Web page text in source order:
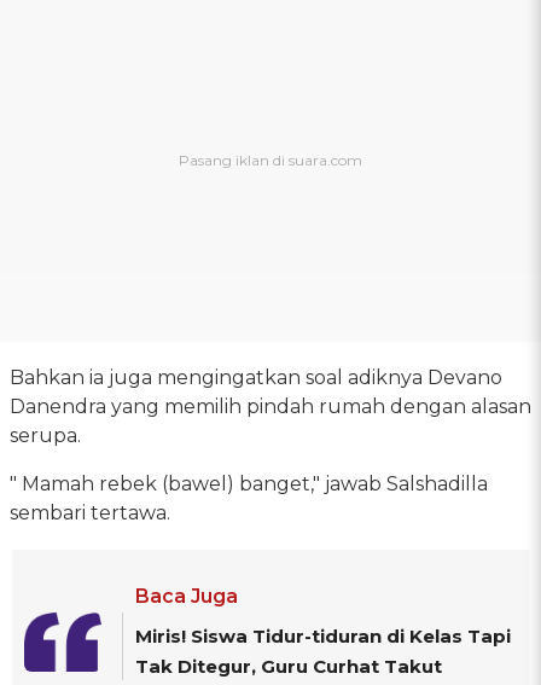
Bahkan ia juga mengingatkan soal adiknya Devano
Danendra yang memilih pindah rumah dengan alasan
serupa.
" Mamah rebek (bawel) banget," jawab Salshadilla
sembari tertawa.
Baca Juga
Miris! Siswa Tidur-tiduran di Kelas Tapi
Tak Ditegur, Guru Curhat Takut